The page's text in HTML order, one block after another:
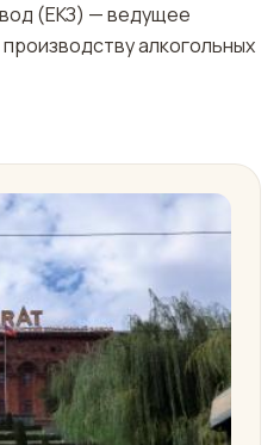
(ЕКЗ) — ведущее
алкогольных